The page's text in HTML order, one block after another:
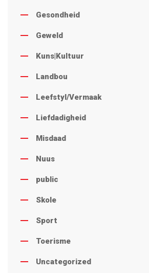
Gesondheid
Geweld
Kuns|Kultuur
Landbou
Leefstyl/Vermaak
Liefdadigheid
Misdaad
Nuus
public
Skole
Sport
Toerisme
Uncategorized